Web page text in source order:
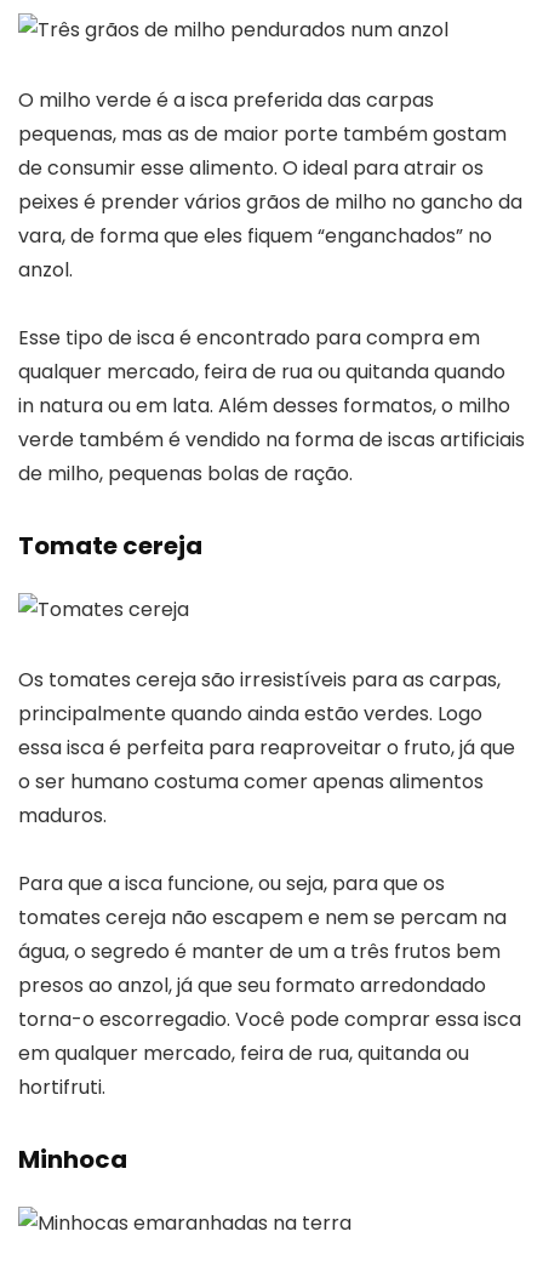
O milho verde é a isca preferida das carpas
pequenas, mas as de maior porte também gostam
de consumir esse alimento. O ideal para atrair os
peixes é prender vários grãos de milho no gancho da
vara, de forma que eles fiquem “enganchados” no
anzol.
Esse tipo de isca é encontrado para compra em
qualquer mercado, feira de rua ou quitanda quando
in natura ou em lata. Além desses formatos, o milho
verde também é vendido na forma de iscas artificiais
de milho, pequenas bolas de ração.
Tomate cereja
Os tomates cereja são irresistíveis para as carpas,
principalmente quando ainda estão verdes. Logo
essa isca é perfeita para reaproveitar o fruto, já que
o ser humano costuma comer apenas alimentos
maduros.
Para que a isca funcione, ou seja, para que os
tomates cereja não escapem e nem se percam na
água, o segredo é manter de um a três frutos bem
presos ao anzol, já que seu formato arredondado
torna-o escorregadio. Você pode comprar essa isca
em qualquer mercado, feira de rua, quitanda ou
hortifruti.
Minhoca